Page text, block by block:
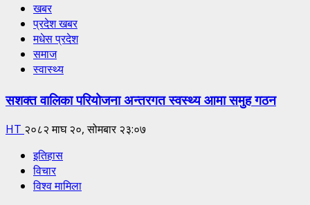
खबर
प्रदेश खबर
मधेस प्रदेश
समाज
स्वास्थ्य
सशक्त वालिका परियोजना अन्तरगत स्वस्थ्य आमा समुह गठन
HT २०८२ माघ २०, सोमबार २३:०७
इतिहास
विचार
विश्व मामिला